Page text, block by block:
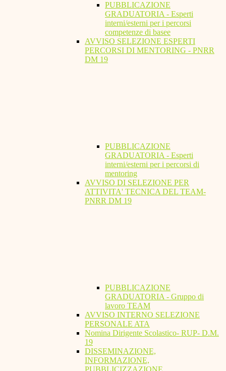
PUBBLICAZIONE
GRADUATORIA - Esperti
interni/esterni per i percorsi
competenze di basee
AVVISO SELEZIONE ESPERTI
PERCORSI DI MENTORING - PNRR
DM 19
PUBBLICAZIONE
GRADUATORIA - Esperti
interni/esterni per i percorsi di
mentoring
AVVISO DI SELEZIONE PER
ATTIVITA' TECNICA DEL TEAM-
PNRR DM 19
PUBBLICAZIONE
GRADUATORIA - Gruppo di
lavoro TEAM
AVVISO INTERNO SELEZIONE
PERSONALE ATA
Nomina Dirigente Scolastico- RUP- D.M.
19
DISSEMINAZIONE,
INFORMAZIONE,